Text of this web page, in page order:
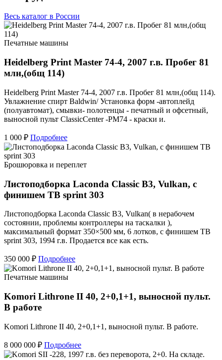
Весь каталог в России
Печатные машины
Heidelberg Print Master 74-4, 2007 г.в. Пробег 81
млн,(общ 114)
Heidelberg Print Master 74-4, 2007 г.в. Пробег 81 млн,(общ 114).
Увлажнение спирт Baldwin/ Установка форм -автоплейд
(полуавтомат), смывки- полотенцы - печатный и офсетный,
выносной пульт ClassicCenter -PM74 - краски и.
1 000 ₽ Подробнее
Брошюровка и переплет
Листоподборка Laconda Classic B3, Vulkan, с
финишем TB sprint 303
Листоподборка Laconda Classic B3, Vulkan( в нерабочем
состоянии, проблемы контроллеры на таскалки ),
мaкcимальный фopмaт 350×500 мм, 6 лотков, с финишем TB
sprint 303, 1994 г.в. Продается все как есть.
350 000 ₽ Подробнее
Печатные машины
Komori Lithrone II 40, 2+0,1+1, выносной пульт.
В работе
Komori Lithrone II 40, 2+0,1+1, выносной пульт. В работе.
8 000 000 ₽ Подробнее